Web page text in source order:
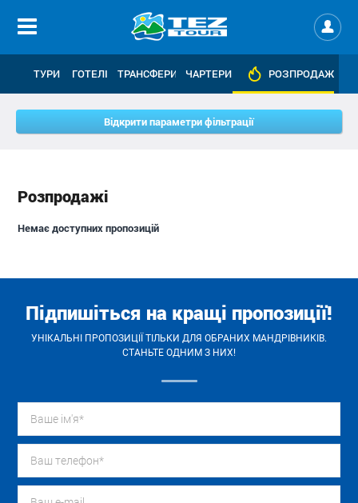
ТУРИ ГОТЕЛІ ТРАНСФЕРИ ЧАРТЕРИ РОЗПРОДАЖІ
Відкрити параметри фільтрації
Розпродажі
Немає доступних пропозицій
Підпишіться на кращі пропозиції!
УНІКАЛЬНІ ПРОПОЗИЦІЇ ТІЛЬКИ ДЛЯ ОБРАНИХ МАНДРІВНИКІВ.
СТАНЬТЕ ОДНИМ З НИХ!